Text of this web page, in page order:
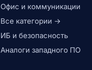
Офис и коммуникации
Все категории →
ИБ и безопасность
Аналоги западного ПО